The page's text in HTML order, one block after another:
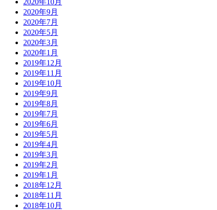
2020年9月
2020年7月
2020年5月
2020年3月
2020年1月
2019年12月
2019年11月
2019年10月
2019年9月
2019年8月
2019年7月
2019年6月
2019年5月
2019年4月
2019年3月
2019年2月
2019年1月
2018年12月
2018年11月
2018年10月